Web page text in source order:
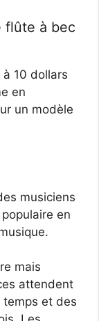
flûte à bec
10 dollars
en
un modèle
musiciens
en
mais
attendent
temps et des